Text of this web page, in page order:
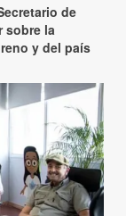
de
sobre la
y del país